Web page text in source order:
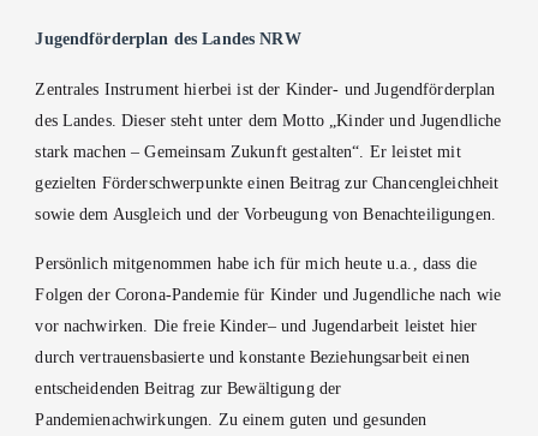
Jugendförderplan des Landes NRW
Zentrales Instrument hierbei ist der Kinder- und Jugendförderplan
des Landes. Dieser steht unter dem Motto „Kinder und Jugendliche
stark machen – Gemeinsam Zukunft gestalten“. Er leistet mit
gezielten Förderschwerpunkte einen Beitrag zur Chancengleichheit
sowie dem Ausgleich und der Vorbeugung von Benachteiligungen.
Persönlich mitgenommen habe ich für mich heute u.a., dass die
Folgen der Corona-Pandemie für Kinder und Jugendliche nach wie
vor nachwirken. Die freie Kinder– und Jugendarbeit leistet hier
durch vertrauensbasierte und konstante Beziehungsarbeit einen
entscheidenden Beitrag zur Bewältigung der
Pandemienachwirkungen. Zu einem guten und gesunden